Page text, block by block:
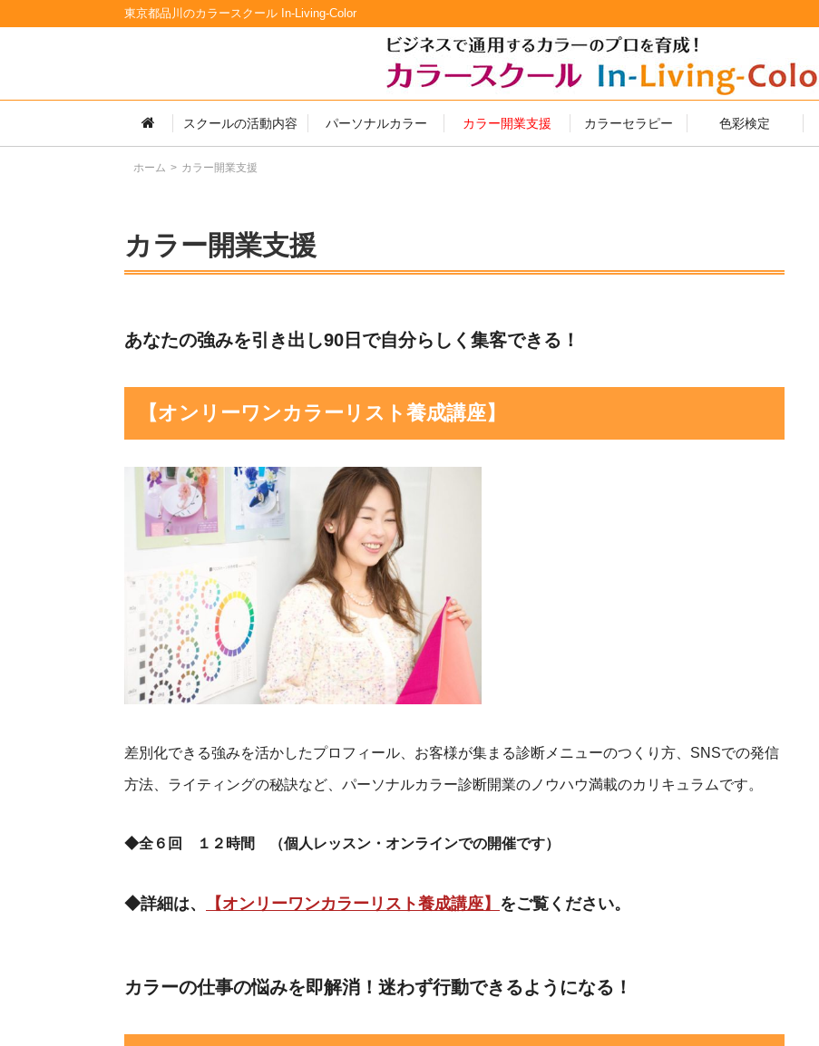
東京都品川のカラースクール In-Living-Color
スクールの活動内容 パーソナルカラー カラー開業支援 カラーセラピー 色彩検定
ホーム カラー開業支援
カラー開業支援
あなたの強みを引き出し90日で自分らしく集客できる！
【オンリーワンカラーリスト養成講座】
差別化できる強みを活かしたプロフィール、お客様が集まる診断メニューのつくり方、SNSでの発信
方法、ライティングの秘訣など、パーソナルカラー診断開業のノウハウ満載のカリキュラムです。
◆全６回 １２時間 （個人レッスン・オンラインでの開催です）
◆詳細は、 【オンリーワンカラーリスト養成講座】 をご覧ください。
カラーの仕事の悩みを即解消！迷わず行動できるようになる！